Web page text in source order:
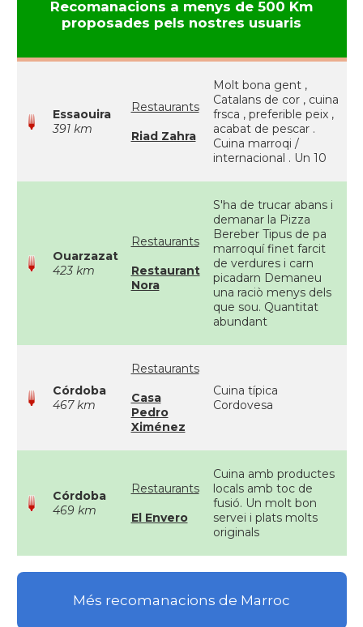
Recomanacions a menys de 500 Km
proposades pels nostres usuaris
Essaouira
391 km
Restaurants
Riad Zahra
Molt bona gent ,
Catalans de cor , cuina
frsca , preferible peix ,
acabat de pescar .
Cuina marroqi /
internacional . Un 10
Ouarzazat
423 km
Restaurants
Restaurant
Nora
S'ha de trucar abans i
demanar la Pizza
Bereber Tipus de pa
marroquí finet farcit
de verdures i carn
picadarn Demaneu
una raciò menys dels
que sou. Quantitat
abundant
Córdoba
467 km
Restaurants
Casa
Pedro
Ximénez
Cuina típica
Cordovesa
Córdoba
469 km
Restaurants
El Envero
Cuina amb productes
locals amb toc de
fusió. Un molt bon
servei i plats molts
originals
Més recomanacions de Marroc